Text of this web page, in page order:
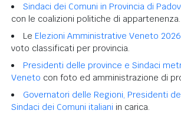
Sindaci dei Comuni in Provincia di
con le coalizioni politiche di appartenenza.
Le Elezioni Amministrative Veneto 2026
voto classificati per provincia.
Presidenti delle province e Sindaci
Veneto con foto ed amministrazione di
Governatori delle Regioni, Presidenti
Sindaci dei Comuni italiani in carica.